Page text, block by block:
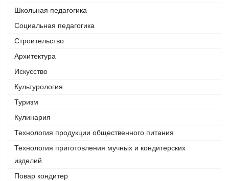
Школьная педагогика
Социальная педагогика
Строительство
Архитектура
Искусство
Культурология
Туризм
Кулинария
Технология продукции общественного питания
Технология приготовления мучных и кондитерских
изделий
Повар кондитер